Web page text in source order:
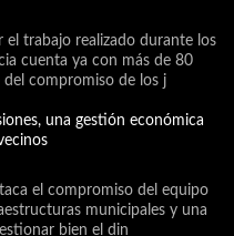
el trabajo realizado durante los
cuenta ya con más de 80
compromiso de los j
una gestión económica
el compromiso del equipo
municipales y una
bien el din